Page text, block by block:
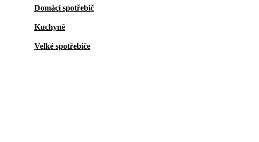
Domácí spotřebič
Kuchyně
Velké spotřebiče